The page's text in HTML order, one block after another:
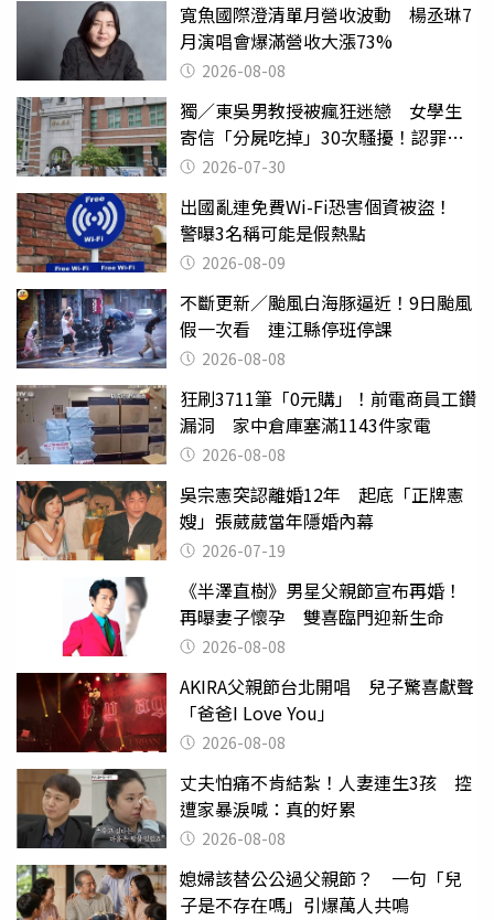
寬魚國際澄清單月營收波動 楊丞琳7
月演唱會爆滿營收大漲73%
2026-08-08
獨／東吳男教授被瘋狂迷戀 女學生
寄信「分屍吃掉」30次騷擾！認罪免
關 2026-07-30
出國亂連免費Wi-Fi恐害個資被盜！
警曝3名稱可能是假熱點
2026-08-09
不斷更新／颱風白海豚逼近！9日颱風
假一次看 連江縣停班停課
2026-08-08
狂刷3711筆「0元購」！前電商員工鑽
漏洞 家中倉庫塞滿1143件家電
2026-08-08
吳宗憲突認離婚12年 起底「正牌憲
嫂」張葳葳當年隱婚內幕
2026-07-19
《半澤直樹》男星父親節宣布再婚！
再曝妻子懷孕 雙喜臨門迎新生命
2026-08-08
AKIRA父親節台北開唱 兒子驚喜獻聲
「爸爸I Love You」
2026-08-08
丈夫怕痛不肯結紮！人妻連生3孩 控
遭家暴淚喊：真的好累
2026-08-08
媳婦該替公公過父親節？ 一句「兒
子是不存在嗎」引爆萬人共鳴